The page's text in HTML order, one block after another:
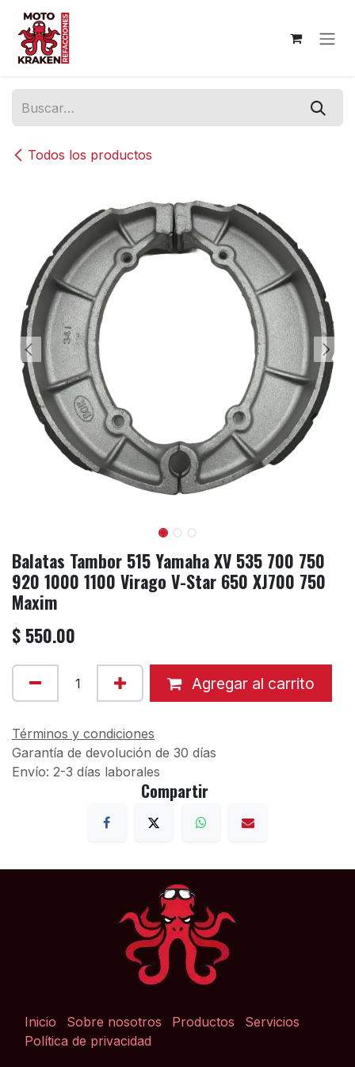
Ir al contenido
Todos los productos
Balatas Tambor 515 Yamaha XV 535 700 750
920 1000 1100 Virago V-Star 650 XJ700 750
Maxim
$ 550.00
Agregar al carrito
Términos y condiciones
Garantía de devolución de 30 días
Envío: 2-3 días laborales
Compartir
Inicio Sobre nosotros Productos
Servicios
Política de privacidad